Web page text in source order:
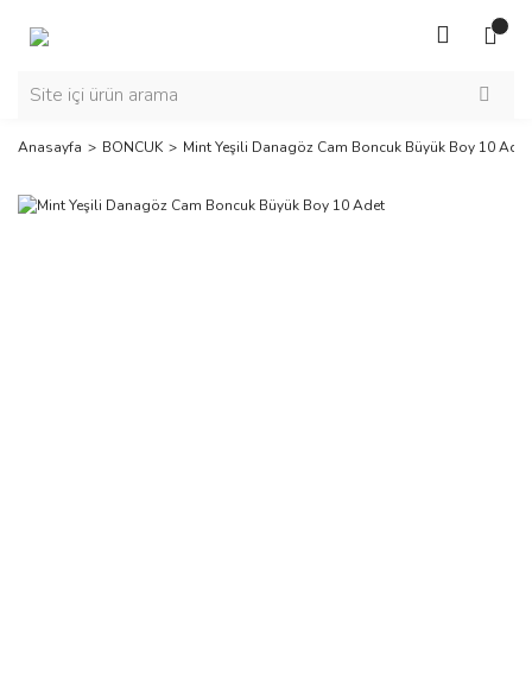
Anasayfa BONCUK Mint Yeşili Danagöz Cam Boncuk Büyük Boy 10 Adet